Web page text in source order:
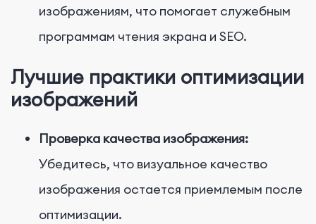
изображениям, что помогает служебным
программам чтения экрана и SEO.
Лучшие практики оптимизации
изображений
Проверка качества изображения:
Убедитесь, что визуальное качество
изображения остается приемлемым после
оптимизации.